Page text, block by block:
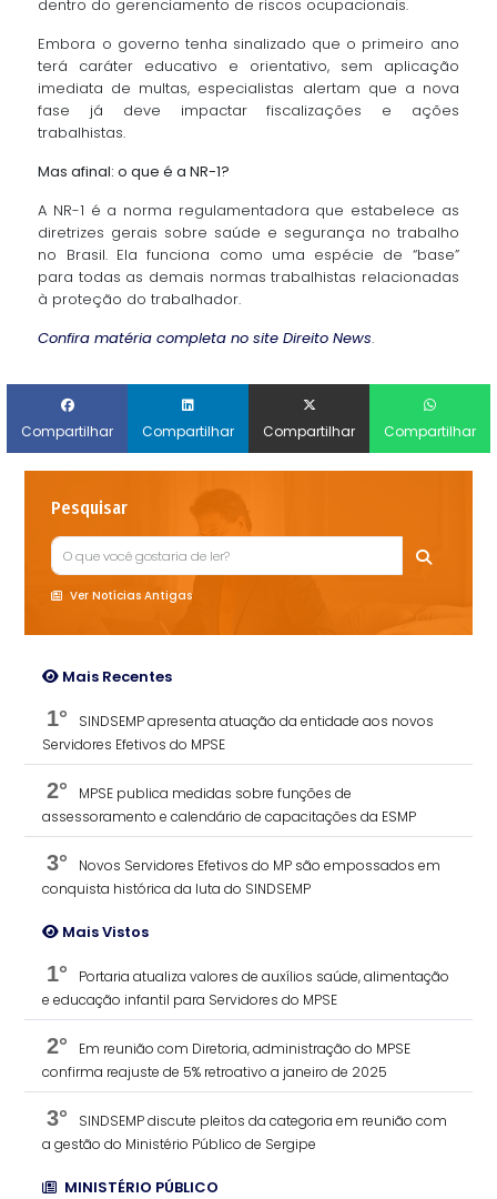
dentro do gerenciamento de riscos ocupacionais.
Embora o governo tenha sinalizado que o primeiro ano
terá caráter educativo e orientativo, sem aplicação
imediata de multas, especialistas alertam que a nova
fase já deve impactar fiscalizações e ações
trabalhistas.
Mas afinal: o que é a NR-1?
A NR-1 é a norma regulamentadora que estabelece as
diretrizes gerais sobre saúde e segurança no trabalho
no Brasil. Ela funciona como uma espécie de “base”
para todas as demais normas trabalhistas relacionadas
à proteção do trabalhador.
Confira matéria completa no site Direito News.
Compartilhar Compartilhar Compartilhar Compartilhar
Pesquisar
Ver Notícias Antigas
Mais Recentes
1°
SINDSEMP apresenta atuação da entidade aos novos
Servidores Efetivos do MPSE
2°
MPSE publica medidas sobre funções de
assessoramento e calendário de capacitações da ESMP
3°
Novos Servidores Efetivos do MP são empossados em
conquista histórica da luta do SINDSEMP
Mais Vistos
1°
Portaria atualiza valores de auxílios saúde, alimentação
e educação infantil para Servidores do MPSE
2°
Em reunião com Diretoria, administração do MPSE
confirma reajuste de 5% retroativo a janeiro de 2025
3°
SINDSEMP discute pleitos da categoria em reunião com
a gestão do Ministério Público de Sergipe
MINISTÉRIO PÚBLICO